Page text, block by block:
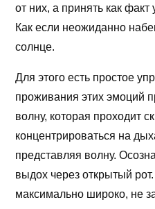
от них, а принять как
Как если неожиданно
солнце.
Для этого есть простое
проживания этих эмоций
волну, которая проходит
концентрироваться на
представляя волну.
выдох через открытый
максимально широко, не